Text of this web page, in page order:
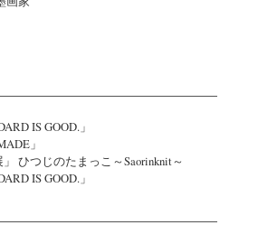
IS GOOD.」
」
ひつじのたまっこ～Saorinknit～
IS GOOD.」